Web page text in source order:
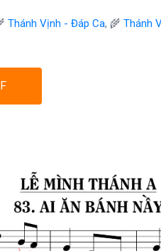
Thánh Vịnh - Đáp Ca, 🌾 Thánh